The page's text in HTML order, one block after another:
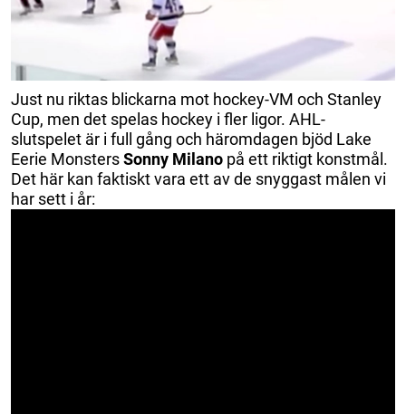
Just nu riktas blickarna mot hockey-VM och Stanley
Cup, men det spelas hockey i fler ligor. AHL-
slutspelet är i full gång och häromdagen bjöd Lake
Eerie MonstersSonny Milano på ett riktigt konstmål.
Det här kan faktiskt vara ett av de snyggast målen vi
har sett i år: